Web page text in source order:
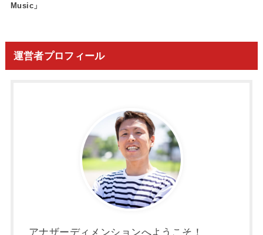
Music」
運営者プロフィール
アナザーディメンションへようこそ！